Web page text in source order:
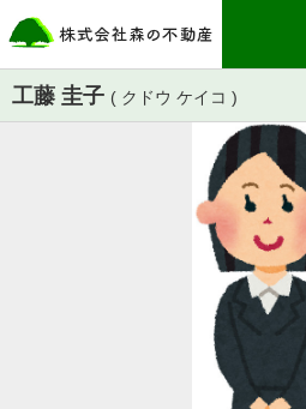
工藤 圭子 ( クドウ ケイコ )